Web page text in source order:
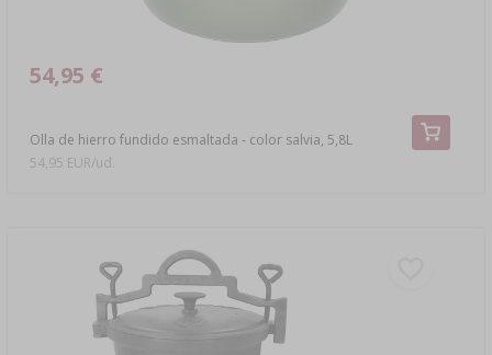
Olla de hierro fundido esmaltada - color salvia, 5,8L
54,95 €
54,95 EUR/ud.